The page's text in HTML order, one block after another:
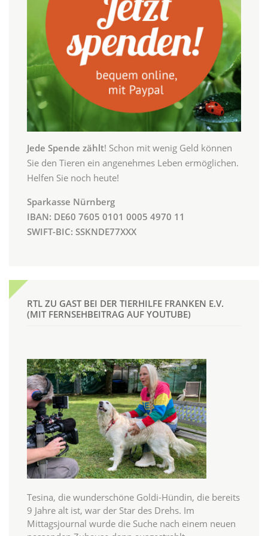
Jede Spende zählt! Schon mit wenig Geld können
Sie den Tieren ein angenehmes Leben ermöglichen.
Helfen Sie noch heute!
Sparkasse Nürnberg
IBAN: DE60 7605 0101 0005 4970 11
SWIFT-BIC: SSKNDE77XXX
RTL ZU GAST BEI DER TIERHILFE FRANKEN E.V.
(MIT FERNSEHBEITRAG AUF YOUTUBE)
Tesina, die wunderschöne Goldi-Hündin, die bereits
9 Jahre alt ist, war der Star des Drehs. Im
Mittagsjournal wurde die Suche nach einem neuen